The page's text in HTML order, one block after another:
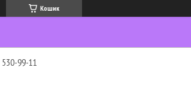
Кошик
99-11